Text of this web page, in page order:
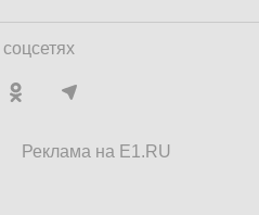
Реклама на E1.RU